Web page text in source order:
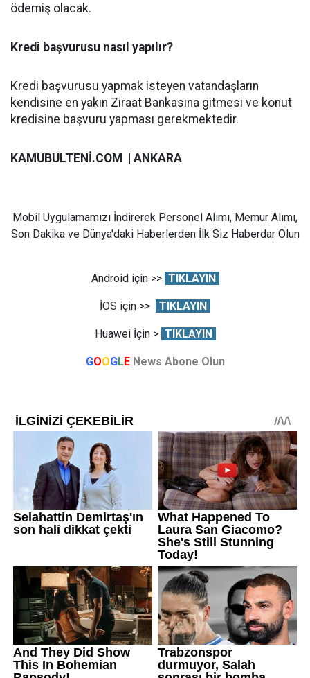
ödemiş olacak.
Kredi başvurusu nasıl yapılır?
Kredi başvurusu yapmak isteyen vatandaşların
kendisine en yakın Ziraat Bankasına gitmesi ve konut
kredisine başvuru yapması gerekmektedir.
KAMUBULTENİ.COM | ANKARA
Mobil Uygulamamızı İndirerek Personel Alımı, Memur Alımı,
Son Dakika ve Dünya'daki Haberlerden İlk Siz Haberdar Olun
Android için >> TIKLAYIN
İOS için >> TIKLAYIN
Huawei İçin > TIKLAYIN
GOOGLE News Abone Olun